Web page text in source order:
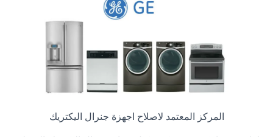
المركز المعتمد لاصلاح اجهزة جنرال اليكتريك